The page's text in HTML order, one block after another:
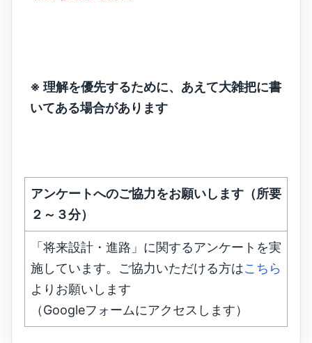
※ 理解を優先するために、あえて大雑把に書
いてある場合があります
アンケートへのご協力をお願いします（所要
２～３分）
「将来設計・進路」に関するアンケートを実
施しています。ご協力いただける方はこちら
よりお願いします
（Googleフォームにアクセスします）